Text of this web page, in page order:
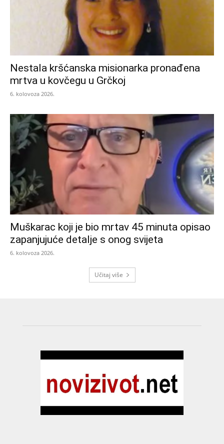
Nestala kršćanska misionarka pronađena
mrtva u kovčegu u Grčkoj
6. kolovoza 2026.
Muškarac koji je bio mrtav 45 minuta opisao
zapanjujuće detalje s onog svijeta
6. kolovoza 2026.
Učitaj više